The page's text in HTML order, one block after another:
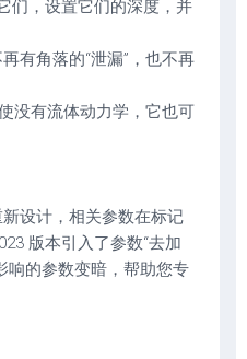
们，设置它们的深度，并
有角落的“泄漏”，也不再
没有流体动力学，它也可
设计，相关参数在标记
版本引入了参数“去加
响的参数变暗，帮助您专